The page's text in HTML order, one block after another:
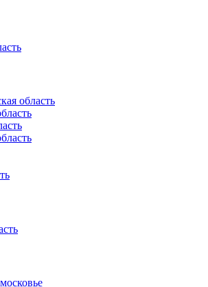
область